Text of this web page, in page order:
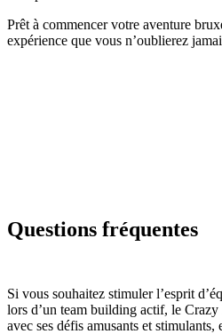
Prêt à commencer votre aventure
expérience que vous n’oublierez
Questions fréquentes
Si vous souhaitez stimuler l’esprit
lors d’un team building actif, le
avec ses défis amusants et stimulants,